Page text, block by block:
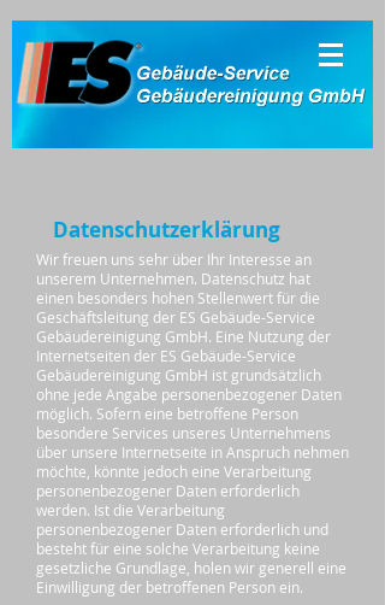
Datenschutzerklärung
Wir freuen uns sehr über Ihr Interesse an
unserem Unternehmen. Datenschutz hat
einen besonders hohen Stellenwert für die
Geschäftsleitung der ES Gebäude-Service
Gebäudereinigung GmbH. Eine Nutzung der
Internetseiten der ES Gebäude-Service
Gebäudereinigung GmbH ist grundsätzlich
ohne jede Angabe personenbezogener Daten
möglich. Sofern eine betroffene Person
besondere Services unseres Unternehmens
über unsere Internetseite in Anspruch nehmen
möchte, könnte jedoch eine Verarbeitung
personenbezogener Daten erforderlich
werden. Ist die Verarbeitung
personenbezogener Daten erforderlich und
besteht für eine solche Verarbeitung keine
gesetzliche Grundlage, holen wir generell eine
Einwilligung der betroffenen Person ein.